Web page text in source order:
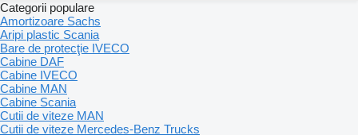
Categorii populare
Amortizoare Sachs
Aripi plastic Scania
Bare de protecţie IVECO
Cabine DAF
Cabine IVECO
Cabine MAN
Cabine Scania
Cutii de viteze MAN
Cutii de viteze Mercedes-Benz Trucks